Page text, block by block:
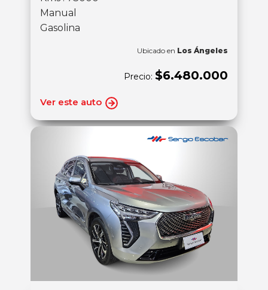
Manual
Gasolina
Ubicado en Los Ángeles
Precio: $6.480.000
Ver este auto